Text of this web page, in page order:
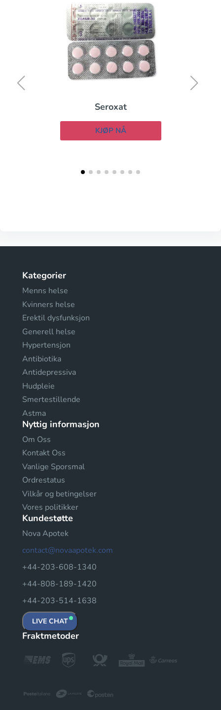
Seroxat
KJØP NÅ
Kategorier
Menns helse
Kvinners helse
Erektil dysfunksjon
Generell helse
Hypertensjon
Antibiotika
Antidepressiva
Hudpleie
Smertestillende
Astma
Nyttig informasjon
Om Oss
Kontakt Oss
Vanlige Sporsmal
Ordrestatus
Vilkår og betingelser
Vores politikker
Kundestøtte
Nova Apotek
contact@novaapotek.com
+44-203-608-1340
+44-808-189-1420
+44-203-514-1638
LIVE CHAT
Fraktmetoder